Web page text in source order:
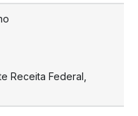
Receita Federal,